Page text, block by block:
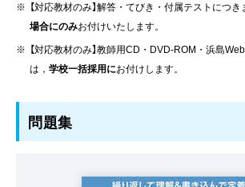
【対応教材のみ】解答・てびき・付属テストにつき
場合にのみお付けいたします。
【対応教材のみ】教師用CD・DVD-ROM・浜島
は， 学校一括採用にお付けします。
問題集